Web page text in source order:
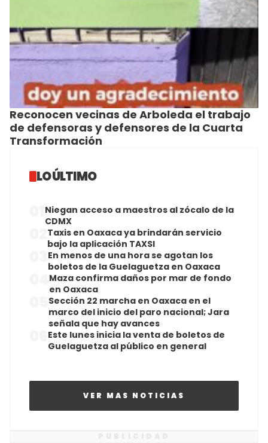
Reconocen vecinas de Arboleda el trabajo
de defensoras y defensores de la Cuarta
Transformación
LO ÚLTIMO
Niegan acceso a maestros al zócalo de la
CDMX
Taxis en Oaxaca ya brindarán servicio
bajo la aplicación TAXSI
En menos de una hora se agotan los
boletos de la Guelaguetza en Oaxaca
Maza confirma daños por mar de fondo
en Oaxaca
Sección 22 marcha en Oaxaca en el
marco del inicio del paro nacional; Jara
señala que hay avances
Este lunes inicia la venta de boletos de
Guelaguetza al público en general
VER MAS NOTICIAS